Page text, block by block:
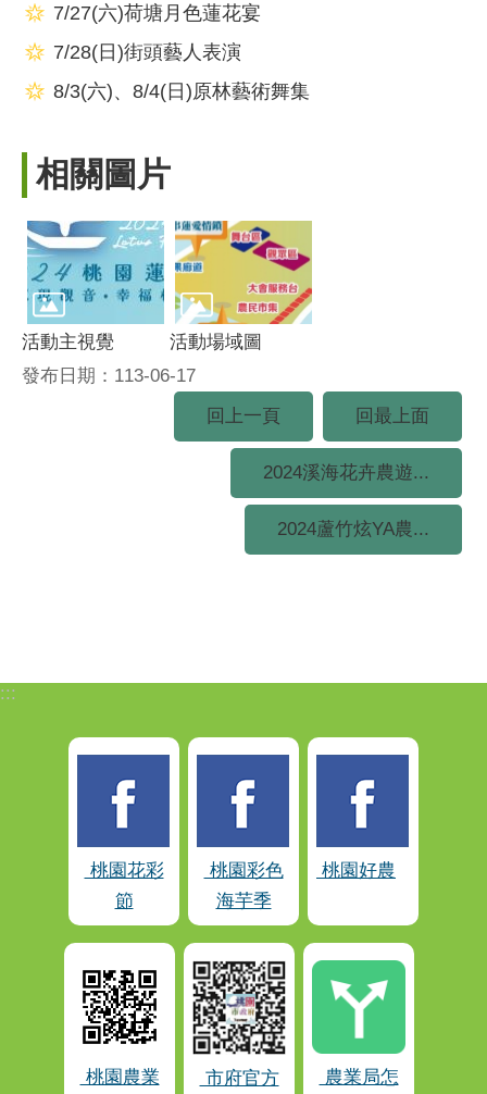
7/27(六)荷塘月色蓮花宴
7/28(日)街頭藝人表演
8/3(六)、8/4(日)原林藝術舞集
相關圖片
活動主視覺
活動場域圖
發布日期：113-06-17
回上一頁
回最上面
2024溪海花卉農遊...
2024蘆竹炫YA農...
:::
桃園花彩
節
桃園彩色
海芋季
桃園好農
桃園農業 市府官方 農業局怎